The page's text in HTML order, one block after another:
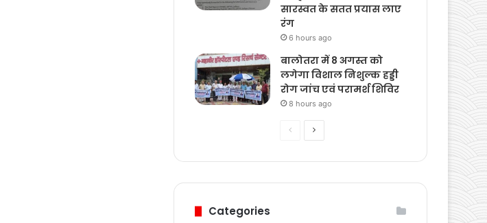
हरसंभव सहायता का दिया
भरोसा
6 hours ago
समंदसर जीएसएस पर दो 5
एमवीए पावर ट्रांसफार्मरों की
स्वीकृति, विधायक श्री ताराचंद
सारस्वत के सतत प्रयास लाए
6 hours ago
लगेगा विशाल निशुल्क हड्डी
रोग जांच एवं परामर्श शिविर